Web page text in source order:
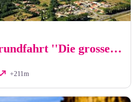
Albères-Radrundfahrt ''Die grosse Radtour''
+211m